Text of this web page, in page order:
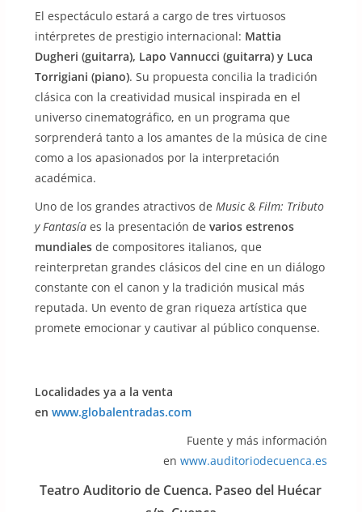
El espectáculo estará a cargo de tres virtuosos
intérpretes de prestigio internacional: Mattia
Dugheri (guitarra), Lapo Vannucci (guitarra) y Luca
Torrigiani (piano). Su propuesta concilia la tradición
clásica con la creatividad musical inspirada en el
universo cinematográfico, en un programa que
sorprenderá tanto a los amantes de la música de cine
como a los apasionados por la interpretación
académica.
Uno de los grandes atractivos de Music & Film: Tributo
y Fantasíaes la presentación de varios estrenos
mundialesde compositores italianos, que
reinterpretan grandes clásicos del cine en un diálogo
constante con el canon y la tradición musical más
reputada. Un evento de gran riqueza artística que
promete emocionar y cautivar al público conquense.
Localidades ya a la venta
en www.globalentradas.com
Fuente y más información
enwww.auditoriodecuenca.es
Teatro Auditorio de Cuenca. Paseo del Huécar